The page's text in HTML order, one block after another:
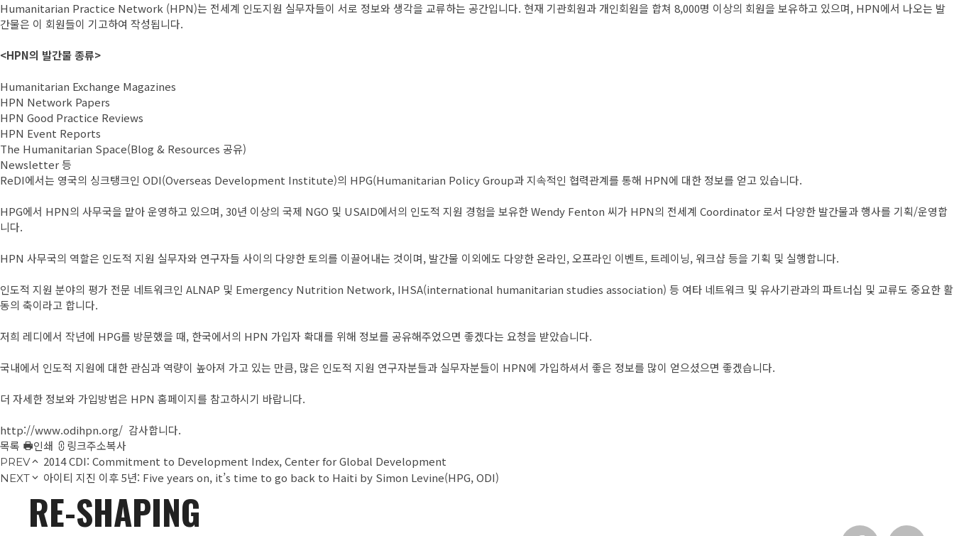
Humanitarian Practice Network (HPN)는 전세계 인도지원 실무자들이 서로 정보와 생각을 교류하는 공간입니다. 현재 기관회원과 개인회원을 합쳐 8,000명 이상의 회원을 보유하고 있으며, HPN에서 나오는 발
간물은 이 회원들이 기고하여 작성됩니다.
<HPN의 발간물 종류>
Humanitarian Exchange Magazines
HPN Network Papers
HPN Good Practice Reviews
HPN Event Reports
The Humanitarian Space(Blog & Resources 공유)
Newsletter 등
ReDI에서는 영국의 싱크탱크인 ODI(Overseas Development Institute)의 HPG(Humanitarian Policy Group과 지속적인 협력관계를 통해 HPN에 대한 정보를 얻고 있습니다.
HPG에서 HPN의 사무국을 맡아 운영하고 있으며, 30년 이상의 국제 NGO 및 USAID에서의 인도적 지원 경험을 보유한 Wendy Fenton 씨가 HPN의 전세계 Coordinator 로서 다양한 발간물과 행사를 기획/운영합
니다.
HPN 사무국의 역할은 인도적 지원 실무자와 연구자들 사이의 다양한 토의를 이끌어내는 것이며, 발간물 이외에도 다양한 온라인, 오프라인 이벤트, 트레이닝, 워크샵 등을 기획 및 실행합니다.
인도적 지원 분야의 평가 전문 네트워크인 ALNAP 및 Emergency Nutrition Network, IHSA(international humanitarian studies association) 등 여타 네트워크 및 유사기관과의 파트너십 및 교류도 중요한 활
동의 축이라고 합니다.
저희 레디에서 작년에 HPG를 방문했을 때, 한국에서의 HPN 가입자 확대를 위해 정보를 공유해주었으면 좋겠다는 요청을 받았습니다.
국내에서 인도적 지원에 대한 관심과 역량이 높아져 가고 있는 만큼, 많은 인도적 지원 연구자분들과 실무자분들이 HPN에 가입하셔서 좋은 정보를 많이 얻으셨으면 좋겠습니다.
더 자세한 정보와 가입방법은 HPN 홈페이지를 참고하시기 바랍니다.
http://www.odihpn.org/ 감사합니다.
목록
인쇄 링크주소복사
PREV 2014 CDI: Commitment to Development Index, Center for Global Development
NEXT 아이티 지진 이후 5년: Five years on, it’s time to go back to Haiti by Simon Levine(HPG, ODI)
RE-SHAPING